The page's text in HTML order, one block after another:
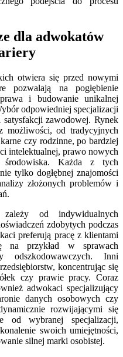
dla adwokatów
otwiera się przed nowymi
pozwalają na pogłębienie
i budowanie unikalnej
odpowiedniej specjalizacji
zawodowej. Rynek
możliwości, od tradycyjnych
czy rodzinne, po bardziej
intelektualnej, prawo nowych
Każda z tych
tylko dogłębnej znajomości
złożonych problemów i
od indywidualnych
zdobytych podczas
preferują pracę z klientami
na przykład w sprawach
odszkodowawczych. Inni
koncentrując się
czy prawie pracy. Coraz
adwokaci specjalizujący
danych osobowych czy
rozwijającymi się
od wybranej specjalizacji,
swoich umiejętności,
silnej marki osobistej.